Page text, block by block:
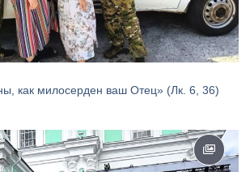
как милосерден ваш Отец» (Лк. 6, 36)